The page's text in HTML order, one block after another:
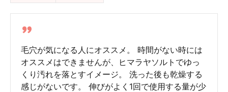
毛穴が気になる人にオススメ。 時間がない時には
オススメはできませんが、ヒマラヤソルトでゆっ
くり汚れを落とすイメージ。 洗った後も乾燥する
感じがないです。 伸びがよく1回で使用する量が少